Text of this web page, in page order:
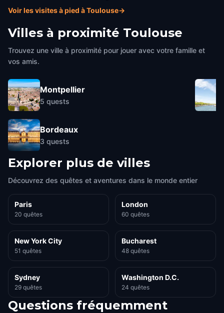
Voir les visites à pied à Toulouse→
Villes à proximité Toulouse
Trouvez une ville à proximité pour jouer avec votre famille et
vos amis.
Montpellier
5 quests
Bordeaux
3 quests
Explorer plus de villes
Découvrez des quêtes et aventures dans le monde entier
Paris
20 quêtes
London
60 quêtes
New York City
51 quêtes
Bucharest
48 quêtes
Sydney
29 quêtes
Washington D.C.
24 quêtes
Questions fréquemment